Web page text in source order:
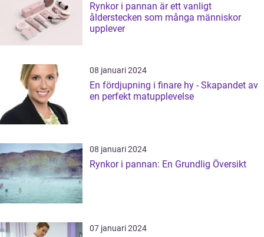
Rynkor i pannan är ett vanligt
ålderstecken som många människor
upplever
08 januari 2024
En fördjupning i finare hy - Skapandet av
en perfekt matupplevelse
08 januari 2024
Rynkor i pannan: En Grundlig Översikt
07 januari 2024